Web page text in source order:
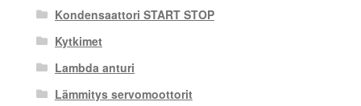
Kondensaattori START STOP
Kytkimet
Lambda anturi
Lämmitys servomoottorit